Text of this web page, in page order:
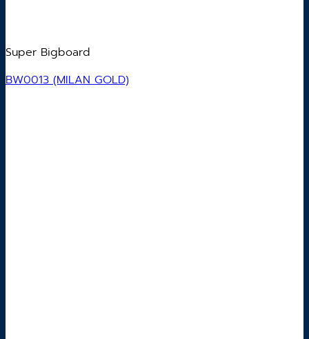
Super Bigboard
BW0013 (MILAN GOLD)